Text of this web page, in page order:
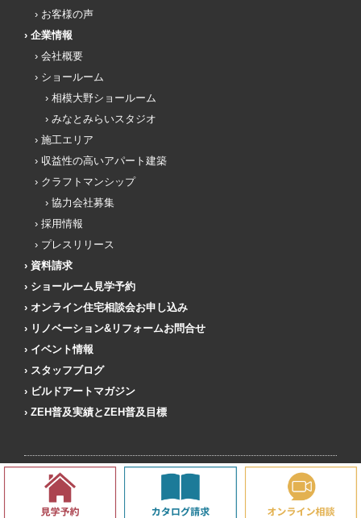
お客様の声
企業情報
会社概要
ショールーム
相模大野ショールーム
みなとみらいスタジオ
施工エリア
収益性の高いアパート建築
クラフトマンシップ
協力会社募集
採用情報
プレスリリース
資料請求
ショールーム見学予約
オンライン住宅相談会お申し込み
リノベーション&リフォームお問合せ
イベント情報
スタッフブログ
ビルドアートマガジン
ZEH普及実績とZEH普及目標
株式会社ビルドアート 本社・ショールーム
〒252-0303 神奈川県相模原市南区相模大野5-29-15
TEL：042-705-8099 FAX：042-705-8012